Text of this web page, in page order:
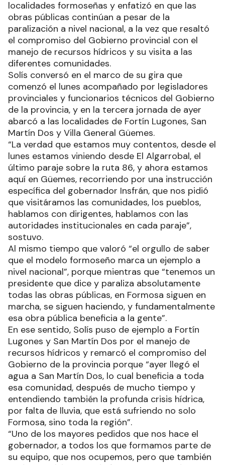
localidades formoseñas y enfatizó en que las
obras públicas continúan a pesar de la
paralización a nivel nacional, a la vez que resaltó
el compromiso del Gobierno provincial con el
manejo de recursos hídricos y su visita a las
diferentes comunidades.
Solís conversó en el marco de su gira que
comenzó el lunes acompañado por legisladores
provinciales y funcionarios técnicos del Gobierno
de la provincia, y en la tercera jornada de ayer
abarcó a las localidades de Fortín Lugones, San
Martín Dos y Villa General Güemes.
“La verdad que estamos muy contentos, desde el
lunes estamos viniendo desde El Algarrobal, el
último paraje sobre la ruta 86, y ahora estamos
aquí en Güemes, recorriendo por una instrucción
específica del gobernador Insfrán, que nos pidió
que visitáramos las comunidades, los pueblos,
hablamos con dirigentes, hablamos con las
autoridades institucionales en cada paraje”,
sostuvo.
Al mismo tiempo que valoró “el orgullo de saber
que el modelo formoseño marca un ejemplo a
nivel nacional”, porque mientras que “tenemos un
presidente que dice y paraliza absolutamente
todas las obras públicas, en Formosa siguen en
marcha, se siguen haciendo, y fundamentalmente
esa obra pública beneficia a la gente”.
En ese sentido, Solís puso de ejemplo a Fortín
Lugones y San Martín Dos por el manejo de
recursos hídricos y remarcó el compromiso del
Gobierno de la provincia porque “ayer llegó el
agua a San Martín Dos, lo cual beneficia a toda
esa comunidad, después de mucho tiempo y
entendiendo también la profunda crisis hídrica,
por falta de lluvia, que está sufriendo no solo
Formosa, sino toda la región”.
“Uno de los mayores pedidos que nos hace el
gobernador, a todos los que formamos parte de
su equipo, que nos ocupemos, pero que también